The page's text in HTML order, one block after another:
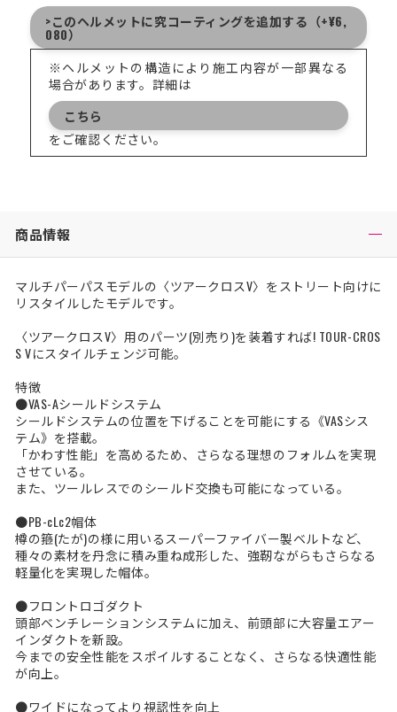
>このヘルメットに究コーティングを追加する（+¥6,
080）
※ヘルメットの構造により施工内容が一部異なる
場合があります。詳細は
こちら
をご確認ください。
商品情報
マルチパーパスモデルの〈ツアークロスV〉をストリート向けに
リスタイルしたモデルです。
〈ツアークロスV〉用のパーツ(別売り)を装着すれば! TOUR-CROS
S Vにスタイルチェンジ可能。
特徴
●VAS-Aシールドシステム
シールドシステムの位置を下げることを可能にする《VASシス
テム》を搭載。
「かわす性能」を高めるため、さらなる理想のフォルムを実現
させている。
また、ツールレスでのシールド交換も可能になっている。
●PB-cLc2帽体
樽の箍(たが)の様に用いるスーパーファイバー製ベルトなど、
種々の素材を丹念に積み重ね成形した、強靭ながらもさらなる
軽量化を実現した帽体。
●フロントロゴダクト
頭部ベンチレーションシステムに加え、前頭部に大容量エアー
インダクトを新設。
今までの安全性能をスポイルすることなく、さらなる快適性能
が向上。
●ワイドになってより視認性を向上